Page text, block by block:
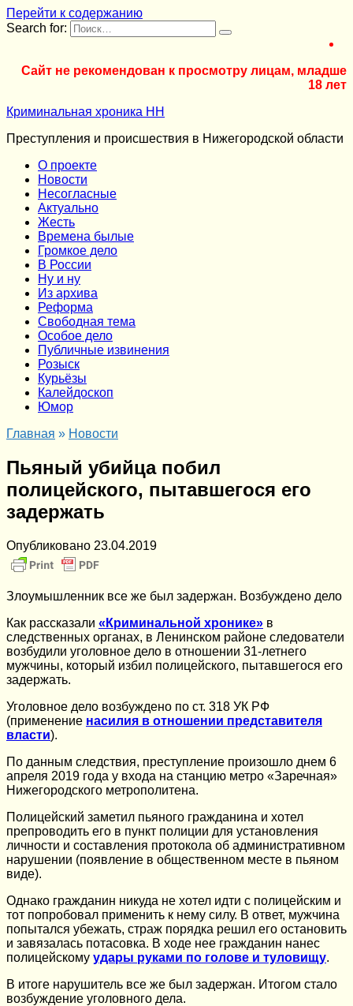
Перейти к содержанию
Search for:
Сайт не рекомендован к просмотру лицам, младше
18 лет
Криминальная хроника НН
Преступления и происшествия в Нижегородской области
О проекте
Новости
Несогласные
Актуально
Жесть
Времена былые
Громкое дело
В России
Ну и ну
Из архива
Реформа
Cвободная тема
Особое дело
Публичные извинения
Розыск
Курьёзы
Калейдоскоп
Юмор
Главная » Новости
Пьяный убийца побил
полицейского, пытавшегося его
задержать
Опубликовано 23.04.2019
Злоумышленник все же был задержан. Возбуждено дело
Как рассказали «Криминальной хронике» в
следственных органах, в Ленинском районе следователи
возбудили уголовное дело в отношении 31-летнего
мужчины, который избил полицейского, пытавшегося его
задержать.
Уголовное дело возбуждено по ст. 318 УК РФ
(применение насилия в отношении представителя
власти).
По данным следствия, преступление произошло днем 6
апреля 2019 года у входа на станцию метро «Заречная»
Нижегородского метрополитена.
Полицейский заметил пьяного гражданина и хотел
препроводить его в пункт полиции для установления
личности и составления протокола об административном
нарушении (появление в общественном месте в пьяном
виде).
Однако гражданин никуда не хотел идти с полицейским и
тот попробовал применить к нему силу. В ответ, мужчина
попытался убежать, страж порядка решил его остановить
и завязалась потасовка. В ходе нее гражданин нанес
полицейскому удары руками по голове и туловищу.
В итоге нарушитель все же был задержан. Итогом стало
возбуждение уголовного дела.